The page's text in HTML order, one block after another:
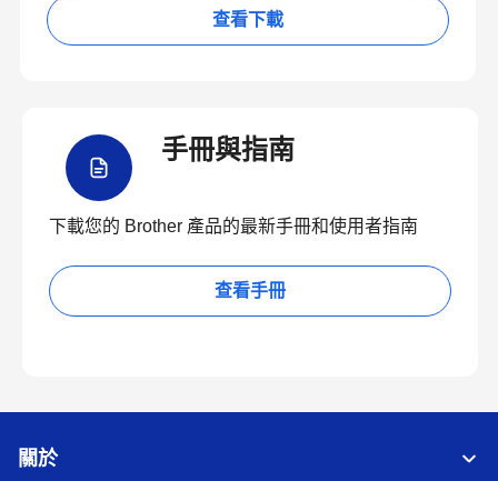
查看下載
手冊與指南
下載您的 Brother 產品的最新手冊和使用者指南
查看手冊
關於